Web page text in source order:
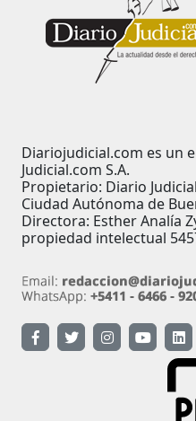
Diariojudicial.com es un
Judicial.com S.A.
Propietario: Diario
Ciudad Autónoma de
Directora: Esther Analía
propiedad intelectual